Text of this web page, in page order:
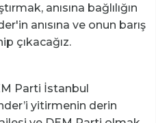
anısına bağlılığın
anısına ve onun barış
çıkacağız.
Parti İstanbul
yitirmenin derin